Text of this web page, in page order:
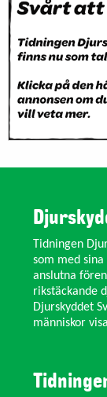
Tidningen
som med
anslutna
rikstäckande
Djurskyddet
människor